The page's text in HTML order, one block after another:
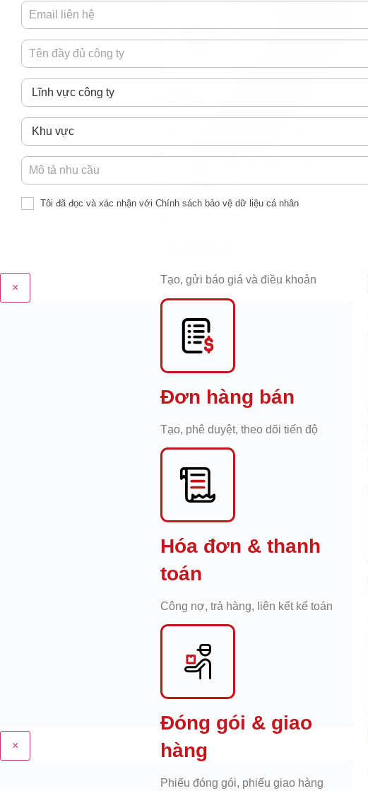
Tạo, gửi báo giá và điều khoản
Đơn hàng bán
Tạo, phê duyệt, theo dõi tiến độ
Hóa đơn & thanh
toán
Công nợ, trả hàng, liên kết kế toán
Đóng gói & giao
hàng
Phiếu đóng gói, phiếu giao hàng
Tôi đã đọc và xác nhận với Chính sách bảo vệ dữ liệu cá nhân
×
×